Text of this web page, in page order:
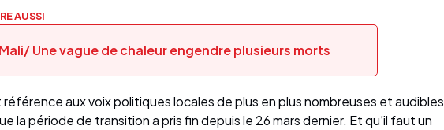
AUSSI
Mali/ Une vague de chaleur engendre plusieurs morts
aux voix politiques locales de plus en plus nombreuses et audibles
la période de transition a pris fin depuis le 26 mars dernier. Et qu’il faut un